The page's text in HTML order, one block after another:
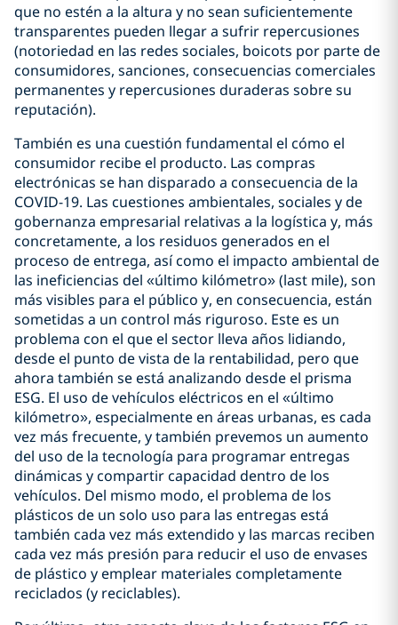
que no estén a la altura y no sean suficientemente
transparentes pueden llegar a sufrir repercusiones
(notoriedad en las redes sociales, boicots por parte de
consumidores, sanciones, consecuencias comerciales
permanentes y repercusiones duraderas sobre su
reputación).
También es una cuestión fundamental el cómo el
consumidor recibe el producto. Las compras
electrónicas se han disparado a consecuencia de la
COVID-19. Las cuestiones ambientales, sociales y de
gobernanza empresarial relativas a la logística y, más
concretamente, a los residuos generados en el
proceso de entrega, así como el impacto ambiental de
las ineficiencias del «último kilómetro» (last mile), son
más visibles para el público y, en consecuencia, están
sometidas a un control más riguroso. Este es un
problema con el que el sector lleva años lidiando,
desde el punto de vista de la rentabilidad, pero que
ahora también se está analizando desde el prisma
ESG. El uso de vehículos eléctricos en el «último
kilómetro», especialmente en áreas urbanas, es cada
vez más frecuente, y también prevemos un aumento
del uso de la tecnología para programar entregas
dinámicas y compartir capacidad dentro de los
vehículos. Del mismo modo, el problema de los
plásticos de un solo uso para las entregas está
también cada vez más extendido y las marcas reciben
cada vez más presión para reducir el uso de envases
de plástico y emplear materiales completamente
reciclados (y reciclables).